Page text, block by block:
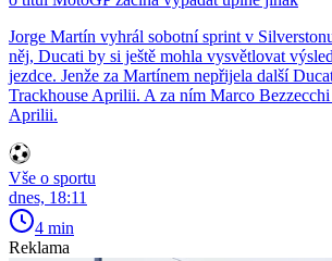
Jorge Martín vyhrál sobotní sprint v
něj, Ducati by si ještě mohla vysvětlovat
jezdce. Jenže za Martínem nepřijela další
Trackhouse Aprilii. A za ním Marco
Aprilii.
Vše o sportu
dnes, 18:11
4 min
Reklama